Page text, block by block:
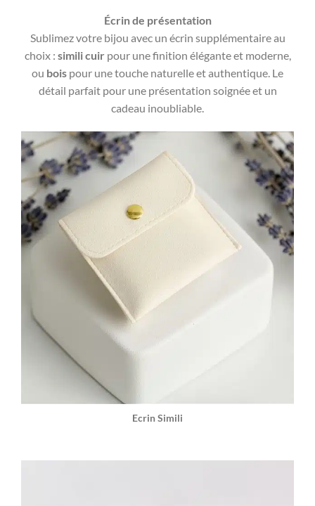
Écrin de présentation
Sublimez votre bijou avec un écrin supplémentaire au
choix : simili cuir pour une finition élégante et moderne,
ou bois pour une touche naturelle et authentique. Le
détail parfait pour une présentation soignée et un
cadeau inoubliable.
Ecrin Simili